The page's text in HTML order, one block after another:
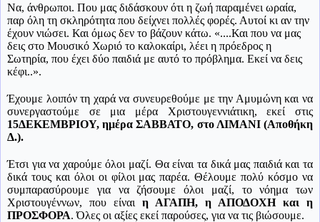
Να, άνθρωποι. Που μας διδάσκουν ότι η ζωή παραμένει ωραία,
παρ όλη τη σκληρότητα που δείχνει πολλές φορές. Αυτοί κι αν την
έχουν νιώσει. Και όμως δεν το βάζουν κάτω. «....Και που να μας
δεις στο Μουσικό Χωριό το καλοκαίρι, λέει η πρόεδρος η
Σωτηρία, που έχει δύο παιδιά με αυτό το πρόβλημα. Εκεί να δεις
κέφι..».
Έχουμε λοιπόν τη χαρά να συνευρεθούμε με την Αμυμώνη και να
συνεργαστούμε σε μια μέρα Χριστουγεννιάτικη, εκεί στις
15ΔΕΚΕΜΒΡΙΟΥ, ημέρα ΣΑΒΒΑΤΟ, στο ΛΙΜΑΝΙ (Αποθήκη
Δ.).
Έτσι για να χαρούμε όλοι μαζί. Θα είναι τα δικά μας παιδιά και τα
δικά τους και όλοι οι φίλοι μας παρέα. Θέλουμε πολύ κόσμο να
συμπαρασύρουμε για να ζήσουμε όλοι μαζί, το νόημα των
Χριστουγέννων, που είναι η ΑΓΑΠΗ, η ΑΠΟΔΟΧΗ και η
ΠΡΟΣΦΟΡΑ. Όλες οι αξίες εκεί παρούσες, για να τις βιώσουμε.